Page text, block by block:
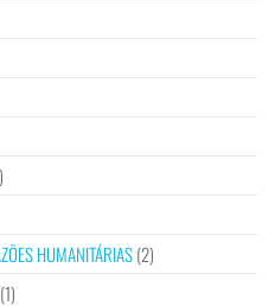
HUMANITÁRIAS(2)
(1)